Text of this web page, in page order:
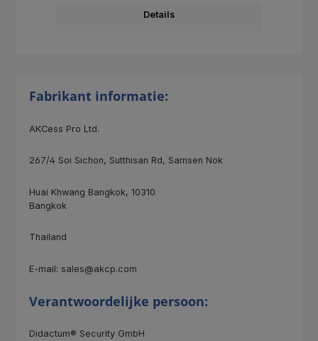
Details
Fabrikant informatie:
AKCess Pro Ltd.
267/4 Soi Sichon, Sutthisan Rd, Samsen Nok
Huai Khwang Bangkok, 10310
Bangkok
Thailand
E-mail: sales@akcp.com
Verantwoordelijke persoon:
Didactum® Security GmbH